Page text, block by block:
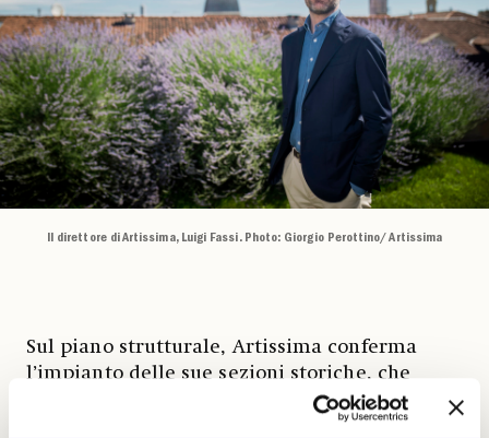
Il direttore di Artissima, Luigi Fassi. Photo: Giorgio Perottino/ Artissima
Sul piano strutturale, Artissima conferma
l’impianto delle sue sezioni storiche, che
costituiscono ormai una griglia consolidata
all’interno della quale si articola la proposta